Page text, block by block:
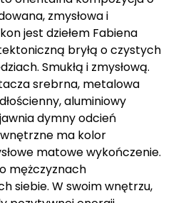
zmysłowa i
jest dziełem Fabiena
bryłą o czystych
Smukłą i zmysłową.
srebrna, metalowa
aluminiowy
dymny odcień
ma kolor
matowe wykończenie.
mężczyznach
siebie. W swoim wnętrzu,